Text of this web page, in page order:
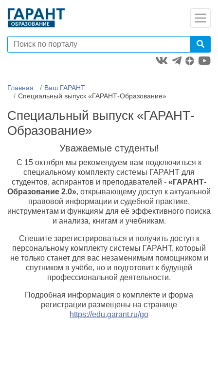
Главная
Ваш ГАРАНТ
Специальный выпуск «ГАРАНТ-Образование»
Специальный выпуск «ГАРАНТ-
Образование»
Уважаемые студенты!
С 15 октября мы рекомендуем вам подключиться к
специальному комплекту системы ГАРАНТ для
студентов, аспирантов и преподавателей - «ГАРАНТ-
Образование 2.0», открывающему доступ к актуальной
правовой информации и судебной практике,
инструментам и функциям для её эффективного поиска
и анализа, книгам и учебникам.
Спешите зарегистрироваться и получить доступ к
персональному комплекту системы ГАРАНТ, который
не только станет для вас незаменимым помощником и
спутником в учёбе, но и подготовит к будущей
профессиональной деятельности.
Подробная информация о комплекте и форма
регистрации размещены на странице
https://edu.garant.ru/go